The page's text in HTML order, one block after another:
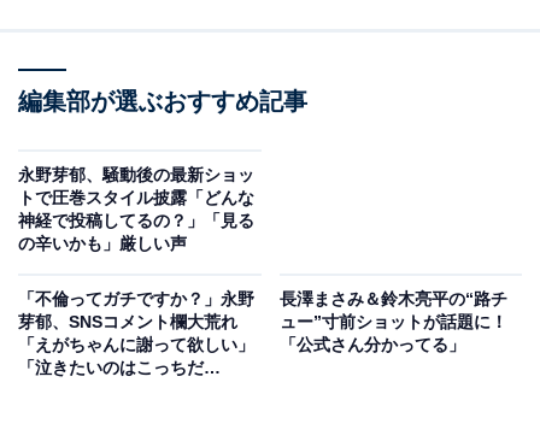
編集部が選ぶおすすめ記事
永野芽郁、騒動後の最新ショッ
トで圧巻スタイル披露「どんな
神経で投稿してるの？」「見る
の辛いかも」厳しい声
「不倫ってガチですか？」永野
芽郁、SNSコメント欄大荒れ
「えがちゃんに謝って欲しい」
「泣きたいのはこっちだ
長澤まさみ＆鈴木亮平の“路チ
ュー”寸前ショットが話題に！
「公式さん分かってる」